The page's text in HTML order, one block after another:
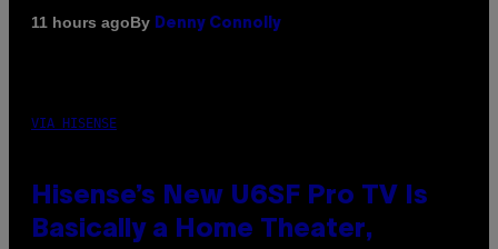
11 hours agoBy Denny Connolly
VIA HISENSE
Hisense’s New U6SF Pro TV Is
Basically a Home Theater,